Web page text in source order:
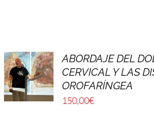
ABORDAJE DEL
CERVICAL Y LAS
OROFARÍNGEA
150,00€